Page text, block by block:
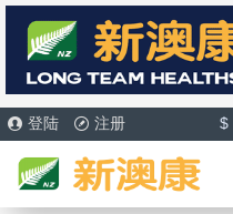
登陆 注册 $